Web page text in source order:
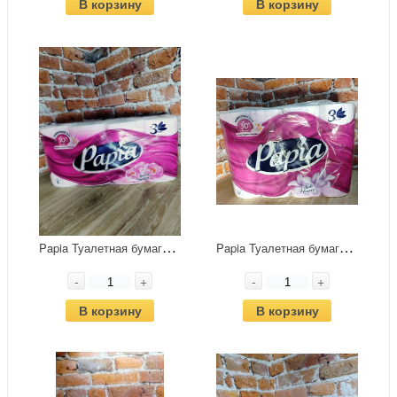
В корзину В корзину
P
apia Туалетная бумага трёхслойная Secret Garden 8 рулонов
-
+
В корзину
P
apia Туалетная бумага трёхслойная Балийский Цветок 12 рулонов
-
+
В корзину